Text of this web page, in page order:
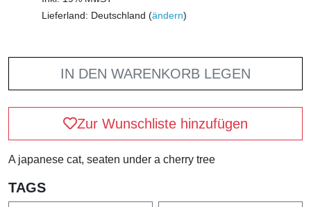
Lieferland: Deutschland (ändern)
IN DEN WARENKORB LEGEN
Zur Wunschliste hinzufügen
A japanese cat, seaten under a cherry tree
TAGS